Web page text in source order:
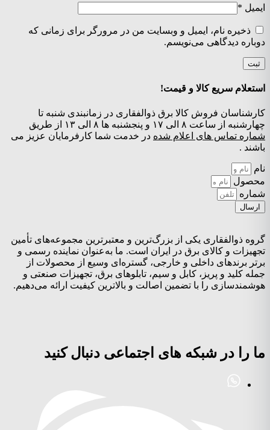
ایمیل *
ذخیره نام، ایمیل و وبسایت من در مرورگر برای زمانی که
دوباره دیدگاهی می‌نویسم.
استعلام سریع کالا و قیمت!
کارشناسان فروش کالا برق ذوالفقاری در زمانبندی شنبه تا
چهارشنبه از ساعت ۸ الی ۱۷ و پنجشنبه ها ۸ الی ۱۳ از طریق
شماره تماس های اعلام شده در خدمت شما کارفرمایان عزیز می
باشند .
نام
محصول
شماره
ارسال
گروه ذوالفقاری یکی از بزرگ‌ترین و معتبرترین مجموعه‌های تأمین
تجهیزات و کالای برق در ایران است. ما به‌عنوان نماینده رسمی و
برتر برندهای داخلی و خارجی، گستره‌ای وسیع از محصولات از
جمله کلید و پریز، کابل و سیم، تابلوهای برق، تجهیزات صنعتی و
هوشمندسازی را با تضمین اصالت و بالاترین کیفیت ارائه می‌دهیم.
ما را در شبکه های اجتماعی دنبال کنید